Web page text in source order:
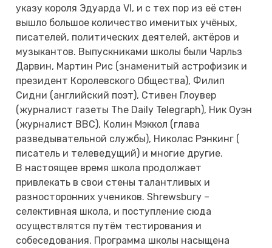
указу короля Эдуарда VI, и с тех пор из её стен
вышло большое количество именитых учёных,
писателей, политических деятелей, актёров и
музыкантов. Выпускниками школы были Чарльз
Дарвин, Мартин Рис (знаменитый астрофизик и
президент Королевского Общества), Филип
Сидни (английский поэт), Стивен Глоувер
(журналист газеты The Daily Telegraph), Ник Оуэн
(журналист ВВС), Колин Мэккол (глава
разведывательной службы), Николас Рэнкинг (
писатель и телеведущий) и многие другие.
В настоящее время школа продолжает
привлекать в свои стены талантливых и
разносторонних учеников. Shrewsbury –
селективная школа, и поступление сюда
осуществлятся путём тестирования и
собеседования. Программа школы насыщена